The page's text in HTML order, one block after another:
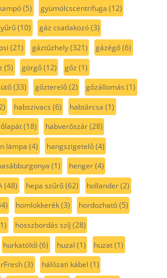
(5) gyümölcscentrifuga (12)
(10) gáz csatlakozó(3)
(21) gáztűzhely(321) gázégő(6)
(5) görgő(12) gőz (1)
(33) gőzterelő(2) gőzállomás (1)
habszivacs (6) habtárcsa (1)
(18) habverőszár(28)
lámpa (4) hangszigetelő(4)
(1) henger(4)
(48) hepa szűrő(62) hollander(2)
homlokkerék(3) hordozható(5)
hosszbordás szíj (28)
hurkatöltő(6) huzal (1) huzat(1)
(3) hálózati kábel (1)